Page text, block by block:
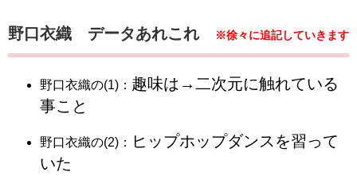
​​​​​​​​​​​​​​​​​​​​​​​​​​​​​​​野口衣織 データあれこれ ※徐々に追記していきます
​​​​​​​​​​​​​​​​​​​​​​​​​​​​​​​野口衣織の(1)： 趣味は→二次元に触れている
事こと
​​​​​​​​​​​​​​​​​​​​​​​​​​​​​​​野口衣織の(2)：
ヒップホップダンスを習って
いた